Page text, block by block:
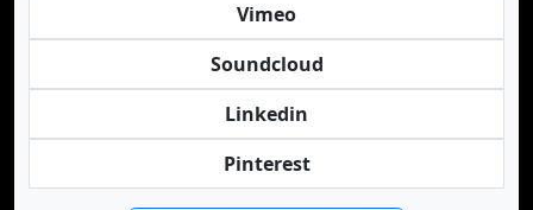
Vimeo
Soundcloud
Linkedin
Pinterest